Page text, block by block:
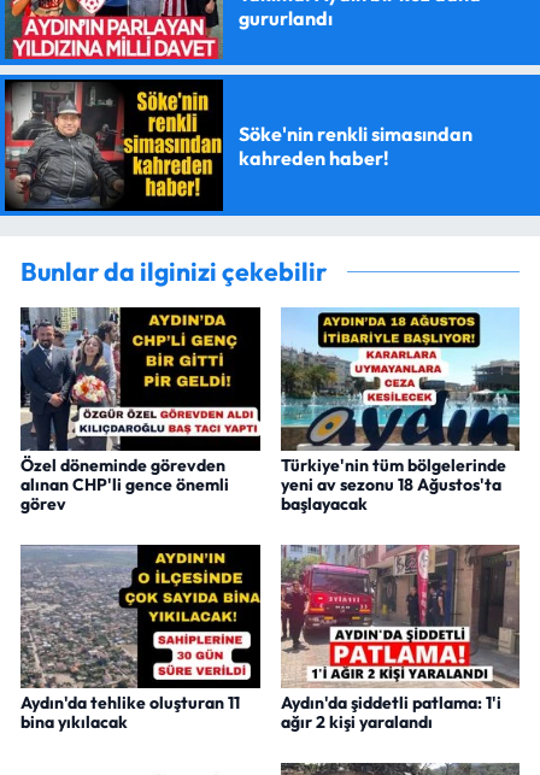
gururlandı
Söke'nin renkli simasından
kahreden haber!
Bunlar da ilginizi çekebilir
Özel döneminde görevden
alınan CHP'li gence önemli
görev
Türkiye'nin tüm bölgelerinde
yeni av sezonu 18 Ağustos'ta
başlayacak
Aydın'da tehlike oluşturan 11
bina yıkılacak
Aydın'da şiddetli patlama: 1'i
ağır 2 kişi yaralandı